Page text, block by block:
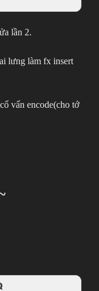
lần 2.
lưng làm fx insert
vấn encode(cho tớ